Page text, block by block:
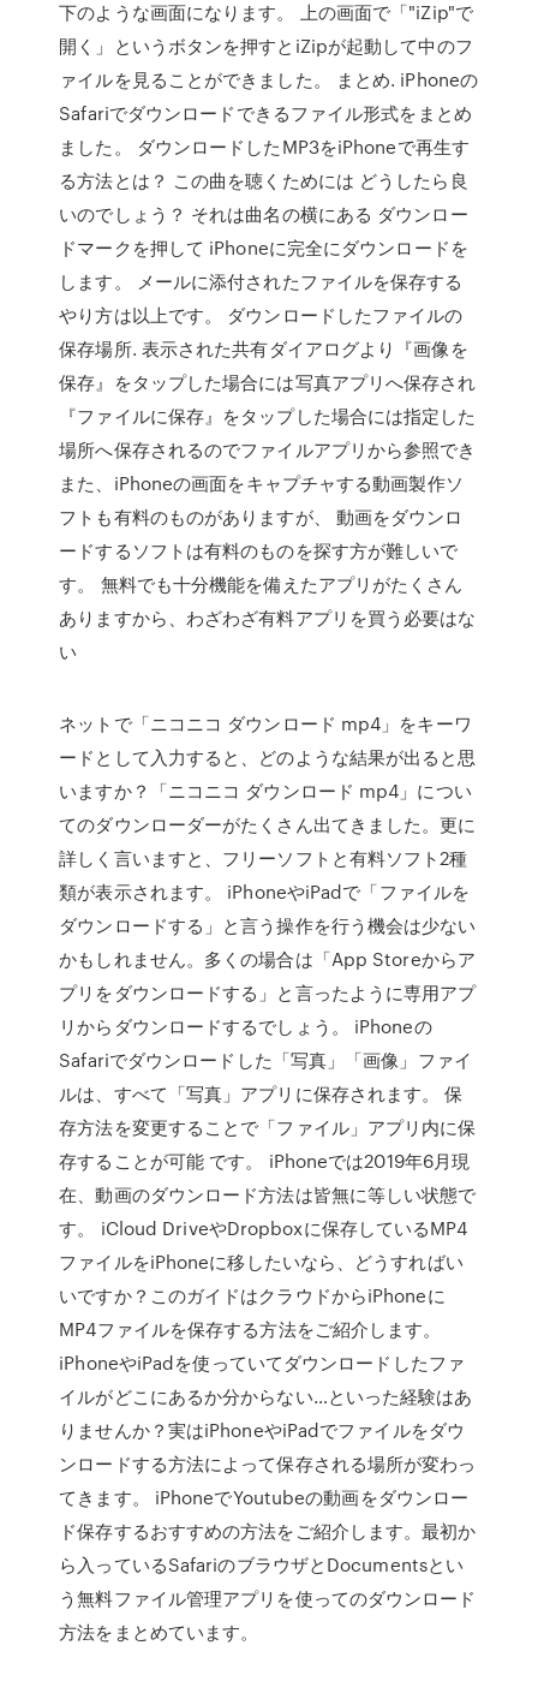
下のような画面になります。 上の画面で「"iZip"で
開く」というボタンを押すとiZipが起動して中のフ
ァイルを見ることができました。 まとめ. iPhoneの
Safariでダウンロードできるファイル形式をまとめ
ました。 ダウンロードしたMP3をiPhoneで再生す
る方法とは？ この曲を聴くためには どうしたら良
いのでしょう？ それは曲名の横にある ダウンロー
ドマークを押して iPhoneに完全にダウンロードを
します。 メールに添付されたファイルを保存する
やり方は以上です。 ダウンロードしたファイルの
保存場所. 表示された共有ダイアログより『画像を
保存』をタップした場合には写真アプリへ保存され
『ファイルに保存』をタップした場合には指定した
場所へ保存されるのでファイルアプリから参照でき
また、iPhoneの画面をキャプチャする動画製作ソ
フトも有料のものがありますが、 動画をダウンロ
ードするソフトは有料のものを探す方が難しいで
す。 無料でも十分機能を備えたアプリがたくさん
ありますから、わざわざ有料アプリを買う必要はな
い
ネットで「ニコニコ ダウンロード mp4」をキーワ
ードとして入力すると、どのような結果が出ると思
いますか？「ニコニコ ダウンロード mp4」につい
てのダウンローダーがたくさん出てきました。更に
詳しく言いますと、フリーソフトと有料ソフト2種
類が表示されます。 iPhoneやiPadで「ファイルを
ダウンロードする」と言う操作を行う機会は少ない
かもしれません。多くの場合は「App Storeからア
プリをダウンロードする」と言ったように専用アプ
リからダウンロードするでしょう。 iPhoneの
Safariでダウンロードした「写真」「画像」ファイ
ルは、すべて「写真」アプリに保存されます。 保
存方法を変更することで「ファイル」アプリ内に保
存することが可能 です。 iPhoneでは2019年6月現
在、動画のダウンロード方法は皆無に等しい状態で
す。 iCloud DriveやDropboxに保存しているMP4
ファイルをiPhoneに移したいなら、どうすればい
いですか？このガイドはクラウドからiPhoneに
MP4ファイルを保存する方法をご紹介します。
iPhoneやiPadを使っていてダウンロードしたファ
イルがどこにあるか分からない…といった経験はあ
りませんか？実はiPhoneやiPadでファイルをダウ
ンロードする方法によって保存される場所が変わっ
てきます。 iPhoneでYoutubeの動画をダウンロー
ド保存するおすすめの方法をご紹介します。最初か
ら入っているSafariのブラウザとDocumentsとい
う無料ファイル管理アプリを使ってのダウンロード
方法をまとめています。